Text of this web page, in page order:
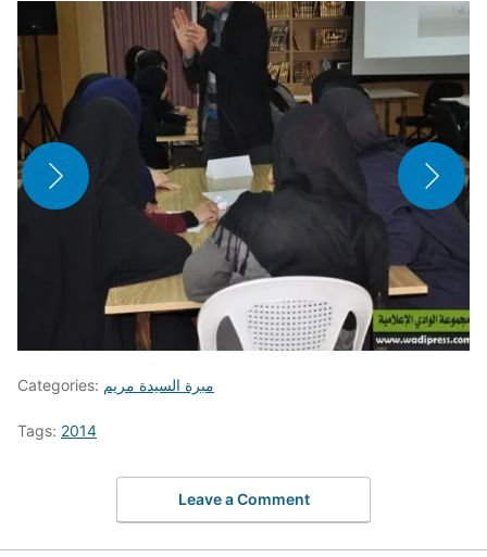
Categories: مبرة السيدة مريم
Tags: 2014
Leave a Comment